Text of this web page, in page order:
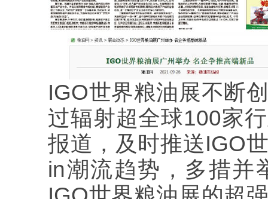
IGO世界粮油展不断
过辐射超全球100家
报道，及时推送IGO
in潮流趋势，多措并